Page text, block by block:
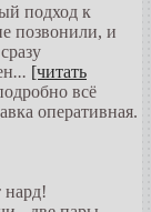
подход к
позвонили, и
... [читать
всё
оперативная.
нард!